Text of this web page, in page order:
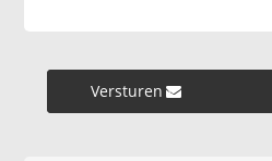
Versturen »